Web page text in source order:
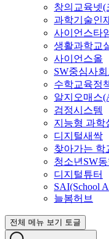
창의교육넷(
과학기술인
사이언스타
생활과학교
사이언스올
SW중심사
수학교육정
알지오매스
검정시스템
지능형 과학
디지털새싹
찾아가는 학
청소년SW
디지털튜터
SAI(School
늘봄허브
전체 메뉴 보기 토글